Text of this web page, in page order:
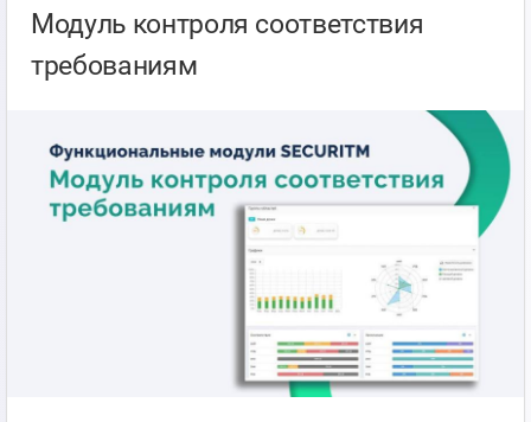
Модуль контроля соответствия
требованиям